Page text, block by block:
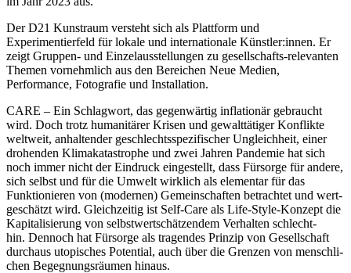
Der D21 Kunstraum ver­steht sich als Plattform und
Experimentierfeld für loka­le und inter­na­tio­na­le Künstler:innen. Er
zeigt Gruppen- und Einzelausstellungen zu gesell­schafts-rele­van­ten
Themen vor­nehm­lich aus den Bereichen Neue Medien,
Performance, Fotografie und Installation.
CARE – Ein Schlagwort, das gegen­wär­tig infla­tio­när gebraucht
wird. Doch trotz huma­ni­tä­rer Krisen und gewalt­tä­ti­ger Konflikte
welt­weit, anhal­ten­der geschlechts­spe­zi­fi­scher Ungleichheit, einer
dro­hen­den Klimakatastrophe und zwei Jahren Pandemie hat sich
noch immer nicht der Eindruck ein­ge­stellt, dass Fürsorge für ande­re,
sich selbst und für die Umwelt wirk­lich als ele­men­tar für das
Funktionieren von (moder­nen) Gemeinschaften betrach­tet und wert­
ge­schätzt wird. Gleichzeitig ist Self-Care als Life-Style-Konzept die
Kapitalisierung von selbst­wert­schät­zen­dem Verhalten schlecht­
hin. Dennoch hat Fürsorge als tra­gen­des Prinzip von Gesellschaft
durch­aus uto­pi­sches Potential, auch über die Grenzen von mensch­li­
chen Begegnungsräumen hinaus.